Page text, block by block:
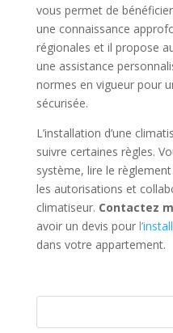
vous permet de
une connaissance
régionales et il propose
une assistance
normes en vigueur pour
sécurisée.
L’installation d’une
suivre certaines règles.
système, lire le
les autorisations et
climatiseur. Contactez
avoir un devis pour
dans votre appartement.